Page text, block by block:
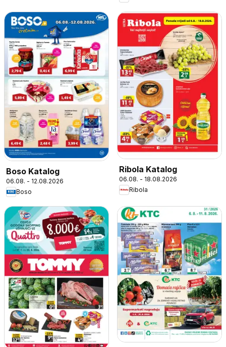
Boso Katalog
06.08. - 12.08.2026
Boso
Ribola Katalog
06.08. - 18.08.2026
Ribola